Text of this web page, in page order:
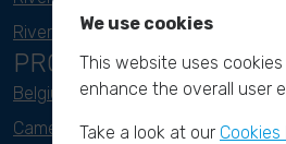
River Cleanup Challenge
PROJECTS
Belgium
Cameroon
We use cookies
This website uses
enhance the overall user
Take a look at our Cookies